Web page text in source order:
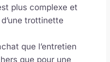
plus complexe et
trottinette
que l’entretien
que pour une